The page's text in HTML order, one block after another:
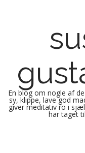
En blog om nogle af
sy, klippe, lave god
giver meditativ ro i
har taget